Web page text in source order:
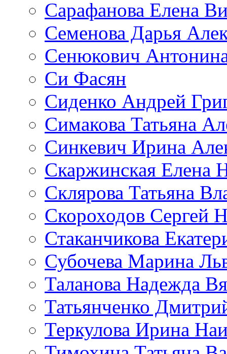
Сарафанова Елена
Семенова Дарья
Сенюкович
Си Фасян
Сиденко Андрей
Симакова Татьяна
Синкевич Ирина
Скаржинская Елена
Склярова Татьяна
Скороходов Сергей
Стаканчикова
Субочева Марина
Таланова Надежда
Татьянченко
Теркулова Ирина